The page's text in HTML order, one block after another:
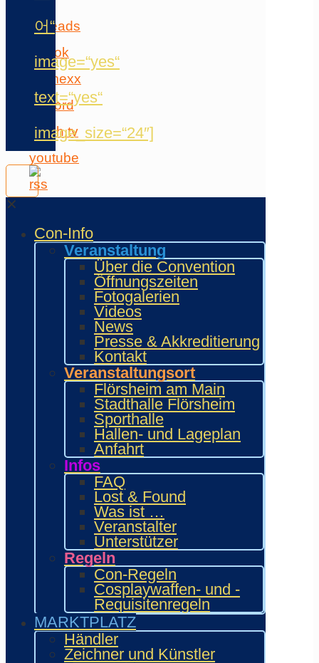
어“
image=“yes“
text=“yes“
image_size=“24″]
✕
Con-Info
Veranstaltung
Über die Convention
Öffnungszeiten
Fotogalerien
Videos
News
Presse & Akkreditierung
Kontakt
Veranstaltungsort
Flörsheim am Main
Stadthalle Flörsheim
Sporthalle
Hallen- und Lageplan
Anfahrt
Infos
FAQ
Lost & Found
Was ist …
Veranstalter
Unterstützer
Regeln
Con-Regeln
Cosplaywaffen- und -
Requisitenregeln
MARKTPLATZ
Händler
Zeichner und Künstler
Veranstaltungen
Juni
Wie.MAI.KAI
Kalender
anzeigen